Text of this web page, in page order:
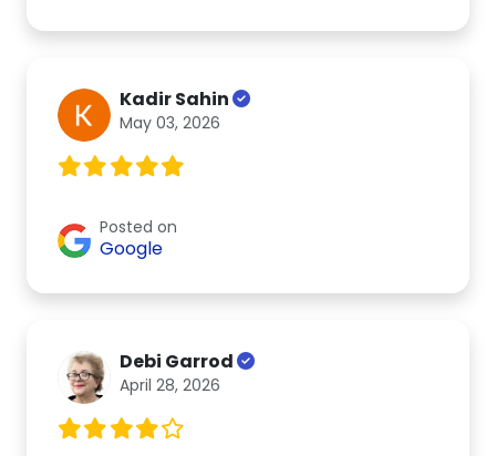
Kadir Sahin
May 03, 2026
Posted on
Google
Debi Garrod
April 28, 2026